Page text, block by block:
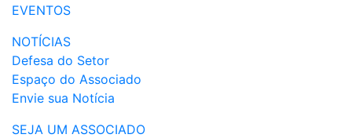
EVENTOS
NOTÍCIAS
Defesa do Setor
Espaço do Associado
Envie sua Notícia
SEJA UM ASSOCIADO